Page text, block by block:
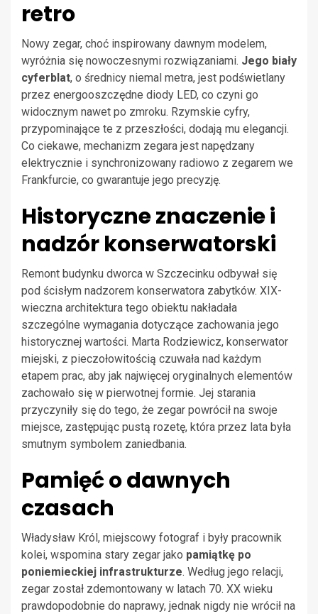
retro
Nowy zegar, choć inspirowany dawnym modelem,
wyróżnia się nowoczesnymi rozwiązaniami. Jego biały
cyferblat, o średnicy niemal metra, jest podświetlany
przez energooszczędne diody LED, co czyni go
widocznym nawet po zmroku. Rzymskie cyfry,
przypominające te z przeszłości, dodają mu elegancji.
Co ciekawe, mechanizm zegara jest napędzany
elektrycznie i synchronizowany radiowo z zegarem we
Frankfurcie, co gwarantuje jego precyzję.
Historyczne znaczenie i
nadzór konserwatorski
Remont budynku dworca w Szczecinku odbywał się
pod ścisłym nadzorem konserwatora zabytków. XIX-
wieczna architektura tego obiektu nakładała
szczególne wymagania dotyczące zachowania jego
historycznej wartości. Marta Rodziewicz, konserwator
miejski, z pieczołowitością czuwała nad każdym
etapem prac, aby jak najwięcej oryginalnych elementów
zachowało się w pierwotnej formie. Jej starania
przyczyniły się do tego, że zegar powrócił na swoje
miejsce, zastępując pustą rozetę, która przez lata była
smutnym symbolem zaniedbania.
Pamięć o dawnych
czasach
Władysław Król, miejscowy fotograf i były pracownik
kolei, wspomina stary zegar jako pamiątkę po
poniemieckiej infrastrukturze. Według jego relacji,
zegar został zdemontowany w latach 70. XX wieku
prawdopodobnie do naprawy, jednak nigdy nie wrócił na